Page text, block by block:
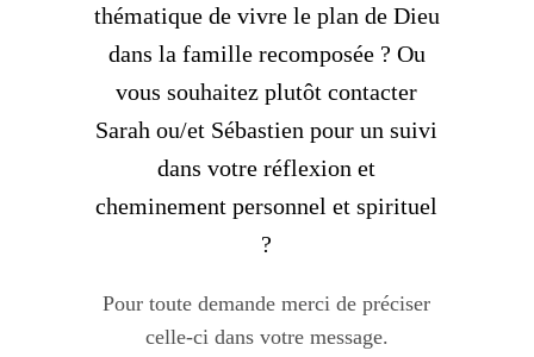
thématique de vivre le plan de Dieu
dans la famille recomposée ? Ou
vous souhaitez plutôt contacter
Sarah ou/et Sébastien pour un suivi
dans votre réflexion et
cheminement personnel et spirituel
?
Pour toute demande merci de préciser
celle-ci dans votre message.